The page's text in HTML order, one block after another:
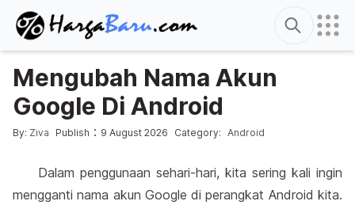
Search
Mengubah Nama Akun
Google Di Android
Posted by
By: Ziva Publish : 9 August 2026 Posted in
Category: Android
Dalam penggunaan sehari-hari, kita sering kali ingin
mengganti nama akun Google di perangkat Android kita.